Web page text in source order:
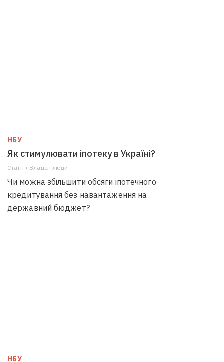
НБУ
Як стимулювати іпотеку в Україні?
Статті • Влада i люди
Чи можна збільшити обсяги іпотечного
кредитування без навантаження на
державний бюджет?
НБУ